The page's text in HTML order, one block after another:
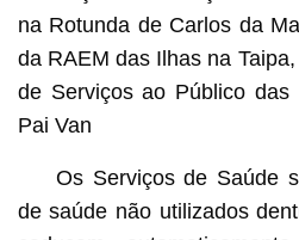
na Rotunda de Carlos da
da RAEM das Ilhas na
de Serviços ao Público
Pai Van
Os Serviços de Saúde
de saúde não utilizados